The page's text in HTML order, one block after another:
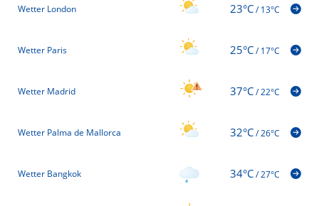
Wetter London 23°C/13°C
Wetter Paris 25°C/17°C
Wetter Madrid 37°C/22°C
Wetter Palma de Mallorca 32°C/26°C
Wetter Bangkok 34°C/27°C